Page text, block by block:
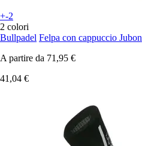
+-2
2 colori
Bullpadel Felpa con cappuccio Jubon
A partire da 71,95 €
41,04 €